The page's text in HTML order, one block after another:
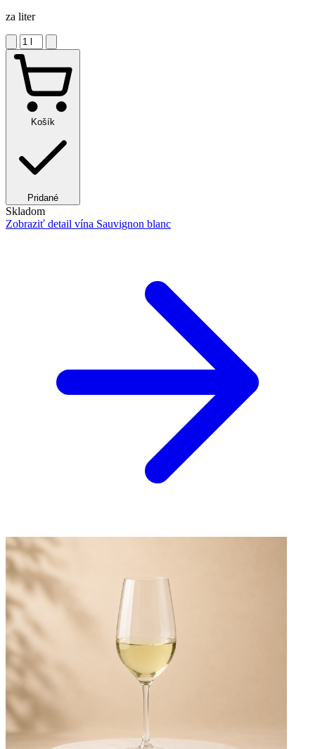
za liter
Košík
Pridané
Skladom
Zobraziť detail vína Sauvignon blanc